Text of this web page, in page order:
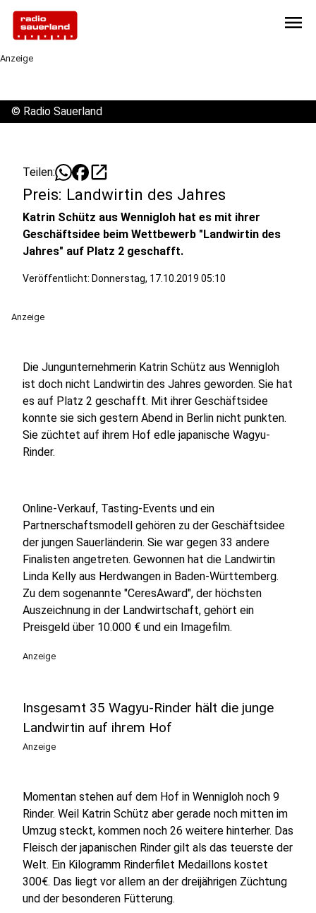
menu
Anzeige
© Radio Sauerland
Teilen: open_in_new
Preis: Landwirtin des Jahres
Katrin Schütz aus Wennigloh hat es mit ihrer
Geschäftsidee beim Wettbewerb "Landwirtin des
Jahres" auf Platz 2 geschafft.
Veröffentlicht: Donnerstag, 17.10.2019 05:10
Anzeige
Die Jungunternehmerin Katrin Schütz aus Wennigloh
ist doch nicht Landwirtin des Jahres geworden. Sie hat
es auf Platz 2 geschafft. Mit ihrer Geschäftsidee
konnte sie sich gestern Abend in Berlin nicht punkten.
Sie züchtet auf ihrem Hof edle japanische Wagyu-
Rinder.
Online-Verkauf, Tasting-Events und ein
Partnerschaftsmodell gehören zu der Geschäftsidee
der jungen Sauerländerin. Sie war gegen 33 andere
Finalisten angetreten. Gewonnen hat die Landwirtin
Linda Kelly aus Herdwangen in Baden-Württemberg.
Zu dem sogenannte "CeresAward", der höchsten
Auszeichnung in der Landwirtschaft, gehört ein
Preisgeld über 10.000 € und ein Imagefilm.
Anzeige
Insgesamt 35 Wagyu-Rinder hält die junge
Landwirtin auf ihrem Hof
Anzeige
Momentan stehen auf dem Hof in Wennigloh noch 9
Rinder. Weil Katrin Schütz aber gerade noch mitten im
Umzug steckt, kommen noch 26 weitere hinterher. Das
Fleisch der japanischen Rinder gilt als das teuerste der
Welt. Ein Kilogramm Rinderfilet Medaillons kostet
300€. Das liegt vor allem an der dreijährigen Züchtung
und der besonderen Fütterung.